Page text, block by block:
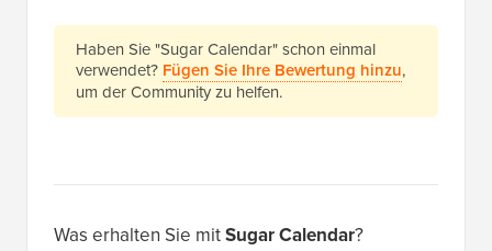
Haben Sie "Sugar Calendar" schon einmal
verwendet? Fügen Sie Ihre Bewertung hinzu,
um der Community zu helfen.
Was erhalten Sie mitSugar Calendar?